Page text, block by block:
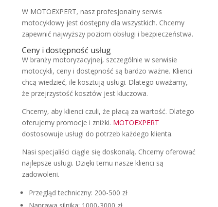
W MOTOEXPERT, nasz profesjonalny serwis
motocyklowy jest dostępny dla wszystkich. Chcemy
zapewnić najwyższy poziom obsługi i bezpieczeństwa.
Ceny i dostępność usług
W branży motoryzacyjnej, szczególnie w serwisie
motocykli, ceny i dostępność są bardzo ważne. Klienci
chcą wiedzieć, ile kosztują usługi. Dlatego uważamy,
że przejrzystość kosztów jest kluczowa.
Chcemy, aby klienci czuli, że płacą za wartość. Dlatego
oferujemy promocje i zniżki. MOTOEXPERT
dostosowuje usługi do potrzeb każdego klienta.
Nasi specjaliści ciągle się doskonalą. Chcemy oferować
najlepsze usługi. Dzięki temu nasze klienci są
zadowoleni.
Przegląd techniczny: 200-500 zł